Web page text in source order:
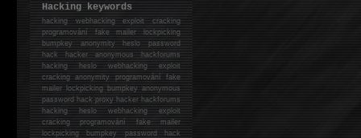
Hacking keywords
hackingwebhacking exploit cracking
programování fake mailer lockpicking
bumpkey anonymity heslo password
hackhacker anonymous hackforums
hackingheslo webhacking exploit
cracking anonymity programování fake
mailer lockpicking bumpkey anonymous
password hack proxy hacker hackforums
hacking heslo webhacking exploit
cracking programování fake mailer
lockpicking bumpkey password hack